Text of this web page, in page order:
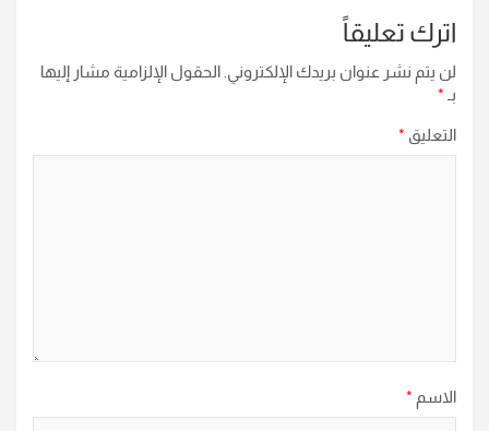
اترك تعليقاً
لن يتم نشر عنوان بريدك الإلكتروني. الحقول الإلزامية مشار إليها
بـ *
التعليق *
الاسم *